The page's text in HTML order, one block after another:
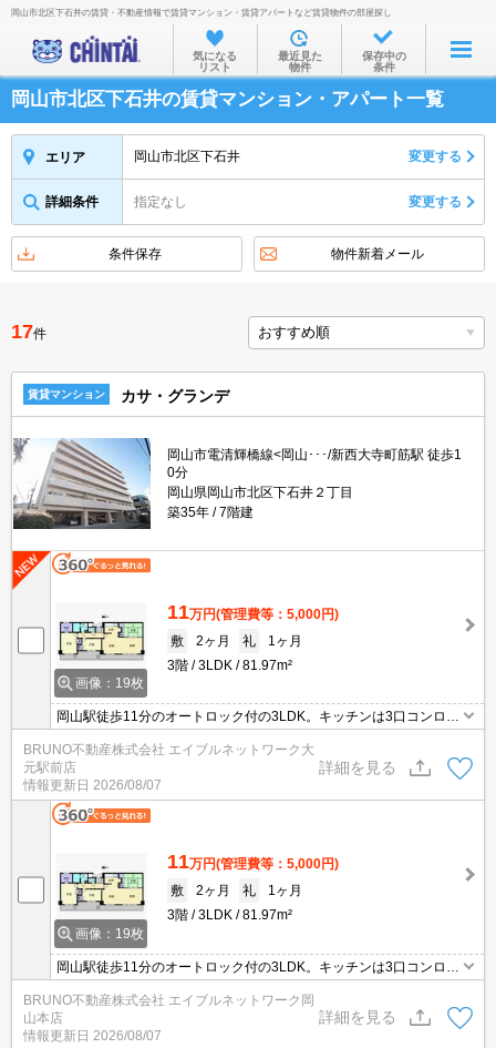
お部屋を探す
沿線・駅から
住所から
家賃相場から
物件特集から
不動産会社から
TOP
岡山市北区下石井の賃貸・不動産情報で賃貸マンション・賃貸アパートなど賃貸物件の部屋探し
気になる
リスト
最近見た
物件
保存中の
条件
岡山市北区下石井の賃貸マンション・アパート一覧
エリア 岡山市北区下石井 変更する
詳細条件 指定なし 変更する
条件保存 物件新着メール
17件
賃貸マンション カサ・グランデ
岡山市電清輝橋線<岡山･･･/新西大寺町筋駅 徒歩1
0分
岡山県岡山市北区下石井２丁目
築35年
7階建
画像：19枚
11万円(管理費等：5,000円)
敷
2ヶ月 礼
1ヶ月
3階
3LDK 81.97m²
岡山駅徒歩11分のオートロック付の3LDK。キッチンは3口コンロの
BRUNO不動産株式会社 エイブルネットワーク大
元駅前店
情報更新日 2026/08/07
詳細を見る
画像：19枚
11万円(管理費等：5,000円)
敷
2ヶ月 礼
1ヶ月
3階
3LDK 81.97m²
岡山駅徒歩11分のオートロック付の3LDK。キッチンは3口コンロの
グリル付。お料理が捗りますね。人気の都市ガス物件です。
BRUNO不動産株式会社 エイブルネットワーク岡
山本店
情報更新日 2026/08/07
詳細を見る